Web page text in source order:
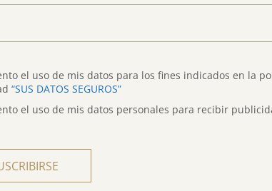
el uso de mis datos para los fines indicados en la
“SUS DATOS SEGUROS”
el uso de mis datos personales para recibir